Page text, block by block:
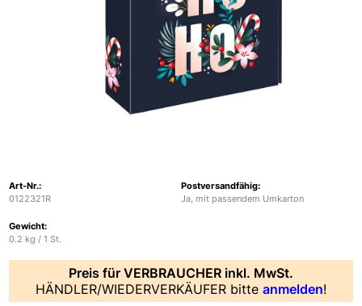
Art-Nr.
0122321R
Postversandfähig
Ja, mit passendem Umkarton
Gewicht
0.2 kg / 1 St.
Preis für VERBRAUCHER inkl. MwSt.
HÄNDLER/WIEDERVERKÄUFER bitte anmelden!